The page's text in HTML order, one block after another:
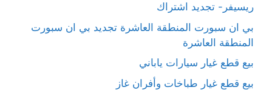
ريسيفر- تجديد اشتراك
بي ان سبورت المنطقة العاشرة تجديد بي ان سبورت
المنطقة العاشرة
بيع قطع غيار سيارات ياباني
بيع قطع غيار طباخات وأفران غاز